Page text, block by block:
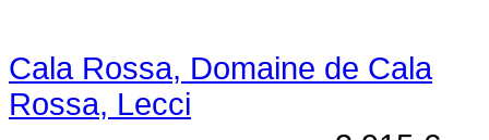
Cala Rossa, Domaine de Cala
Rossa, Lecci